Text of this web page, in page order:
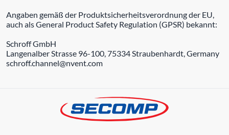
Angaben gemäß der Produktsicherheitsverordnung der EU,
auch als General Product Safety Regulation (GPSR) bekannt:
Schroff GmbH
Langenalber Strasse 96-100, 75334 Straubenhardt, Germany
schroff.channel@nvent.com